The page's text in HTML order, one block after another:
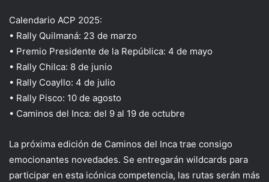
Calendario ACP 2025:
• Rally Quilmaná: 23 de marzo
• Premio Presidente de la República: 4 de mayo
• Rally Chilca: 8 de junio
• Rally Coayllo: 4 de julio
• Rally Pisco: 10 de agosto
• Caminos del Inca: del 9 al 19 de octubre
La próxima edición de Caminos del Inca trae consigo
emocionantes novedades. Se entregarán wildcards para
participar en esta icónica competencia, las rutas serán más